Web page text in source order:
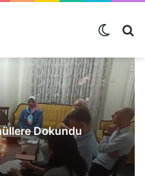
Dokundu